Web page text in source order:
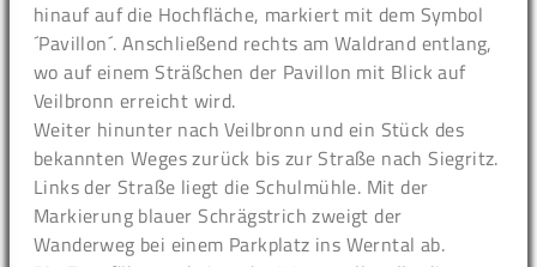
hinauf auf die Hochfläche, markiert mit dem Symbol
´Pavillon´. Anschließend rechts am Waldrand entlang,
wo auf einem Sträßchen der Pavillon mit Blick auf
Veilbronn erreicht wird.
Weiter hinunter nach Veilbronn und ein Stück des
bekannten Weges zurück bis zur Straße nach Siegritz.
Links der Straße liegt die Schulmühle. Mit der
Markierung blauer Schrägstrich zweigt der
Wanderweg bei einem Parkplatz ins Werntal ab.